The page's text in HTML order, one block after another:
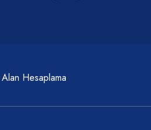
Hesaplama